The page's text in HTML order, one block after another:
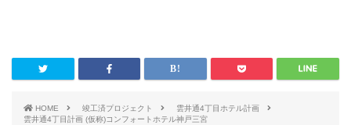
HOME 竣工済プロジェクト
雲井通4丁目ホテル計画
雲井通4丁目計画 (仮称)コンフォートホテル神戸三宮